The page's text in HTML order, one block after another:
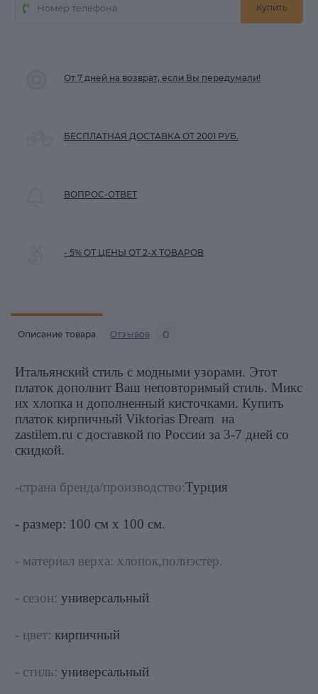
Купить
От 7 дней на возврат, если Вы передумали!
БЕСПЛАТНАЯ ДОСТАВКА ОТ 2001 РУБ.
ВОПРОС-ОТВЕТ
- 5% ОТ ЦЕНЫ ОТ 2-Х ТОВАРОВ
Описание товара Отзывов 0
Итальянский стиль с модными узорами. Этот
платок дополнит Ваш неповторимый стиль. Микс
их хлопка и дополненный кисточками. Купить
платок кирпичный Viktorias Dream на
zastilem.ru с доставкой по России за 3-7 дней со
скидкой.
-страна бренда/производство:Турция
- размер: 100 см х 100 см.
- материал верха: хлопок,полиэстер.
- сезон: универсальный
- цвет: кирпичный
- стиль: универсальный